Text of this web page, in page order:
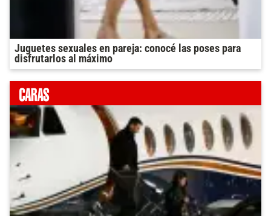
Juguetes sexuales en pareja: conocé las poses para
disfrutarlos al máximo